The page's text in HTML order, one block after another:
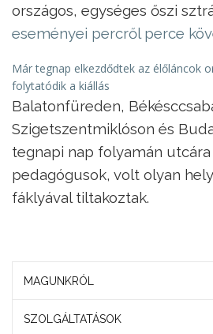
országos, egységes őszi
eseményei percről perce
Már tegnap elkezdődtek az élőláncok
folytatódik a kiállás
Balatonfüreden,
Szigetszentmiklóson és
tegnapi nap folyamán
pedagógusok, volt olyan
fáklyával tiltakoztak.
MAGUNKRÓL
SZOLGÁLTATÁSOK